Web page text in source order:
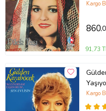
Kargo
860
91,73
Kargo